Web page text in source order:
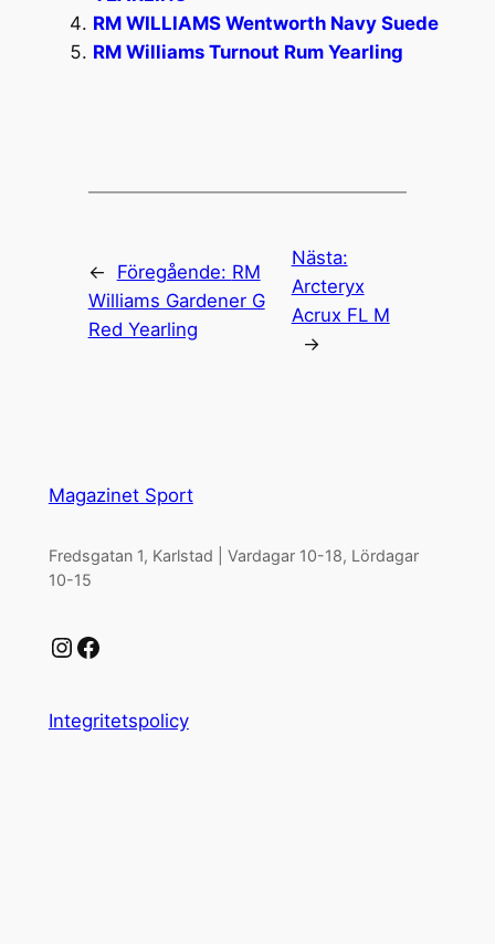
RM WILLIAMS Wentworth Navy Suede
RM Williams Turnout Rum Yearling
← Föregående: RM
Williams Gardener G
Red Yearling
Nästa:
Arcteryx
Acrux FL M
→
Magazinet Sport
Fredsgatan 1, Karlstad | Vardagar 10-18, Lördagar
10-15
Instagram Facebook
Integritetspolicy